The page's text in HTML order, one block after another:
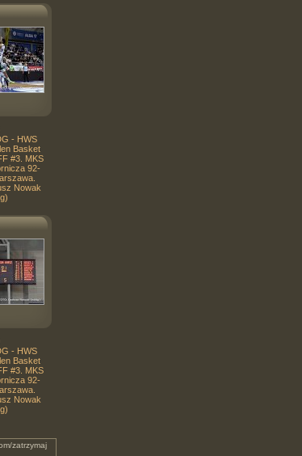
- HWS
Basket
#3. MKS
92-
Nowak
- HWS
Basket
#3. MKS
92-
Nowak
zatrzymaj